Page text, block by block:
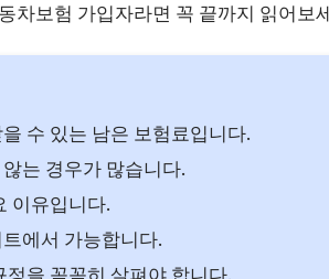
차보험 가입자라면 꼭 끝까지 읽어보
수 있는 남은 보험료입니다.
는 경우가 많습니다.
이유입니다.
에서 가능합니다.
을 꼼꼼히 살펴야 합니다.